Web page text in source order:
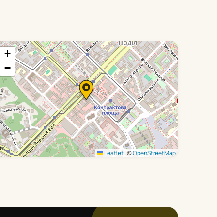
+
−
Leaflet|©OpenStreetMap